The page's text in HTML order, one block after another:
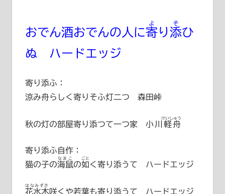
おでん酒おでんの人に寄
よ
り 添
そ
ひ
ぬ ハードエッジ
寄り添ふ：
涼み舟らしく寄りそふ灯二つ 森田峠
秋の灯の部屋寄り添つて一つ家 小川軽舟
けいしゅう
寄り添ふ自作：
猫の子の海鼠
なまこ
の如
ごと
く寄り添うて ハードエッジ
花水木
はなみずき
咲くや若葉も寄り添うて ハードエッジ